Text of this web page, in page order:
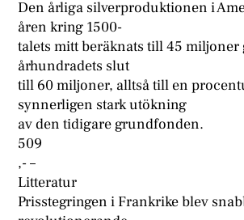
Den årliga silverproduktionen i
åren kring 1500-
talets mitt beräknats till 45
århundradets slut
till 60 miljoner, alltså till en
synnerligen stark utökning
av den tidigare grundfonden.
509
,- –
Litteratur
Prisstegringen i Frankrike blev